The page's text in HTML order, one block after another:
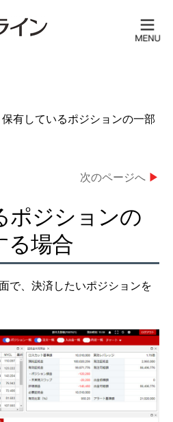
保有しているポジションの一部
次のページへ ▶
ポジションの
る場合
で、決済したいポジションを